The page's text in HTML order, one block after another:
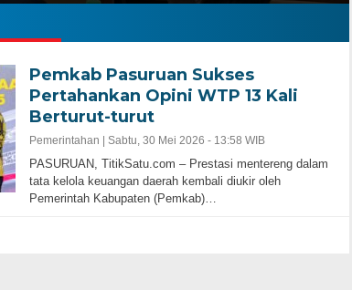
Pemkab Pasuruan Sukses
Pertahankan Opini WTP 13 Kali
Berturut-turut
Pemerintahan | Sabtu, 30 Mei 2026 - 13:58 WIB
PASURUAN, TitikSatu.com – Prestasi mentereng dalam
tata kelola keuangan daerah kembali diukir oleh
Pemerintah Kabupaten (Pemkab)…